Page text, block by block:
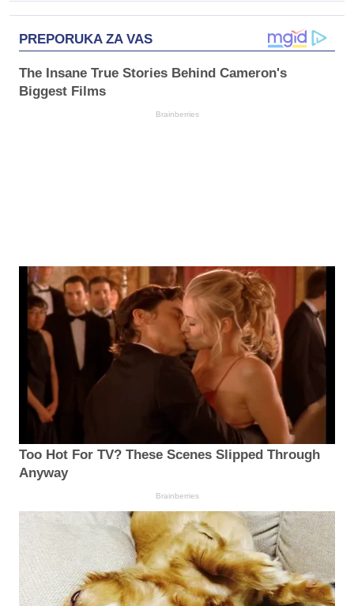
PREPORUKA ZA VAS
The Insane True Stories Behind Cameron's
Biggest Films
Brainberries
Too Hot For TV? These Scenes Slipped Through
Anyway
Brainberries